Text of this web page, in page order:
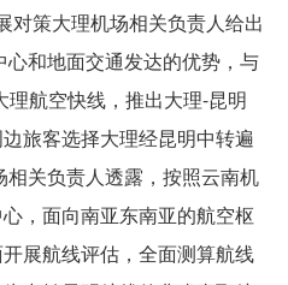
对策大理机场相关负责人给出
和地面交通发达的优势，与
航空快线，推出大理-昆明
旅客选择大理经昆明中转遍
关负责人透露，按照云南机
，面向南亚东南亚的航空枢
展航线评估，全面测算航线